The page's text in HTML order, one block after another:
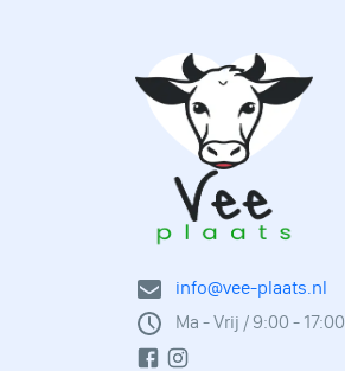
info@vee-plaats.nl
Ma - Vrij / 9:00 - 17:00